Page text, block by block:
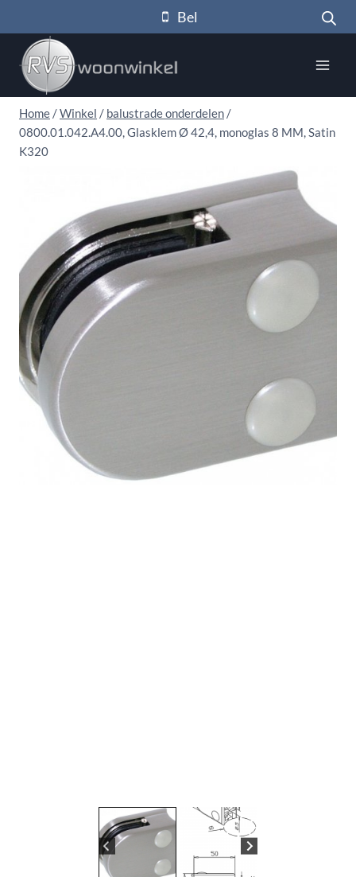
naar
inhoud
Bel
Home /Winkel / balustrade onderdelen /
0800.01.042.A4.00, Glasklem Ø 42,4, monoglas 8 MM, Satin
K320